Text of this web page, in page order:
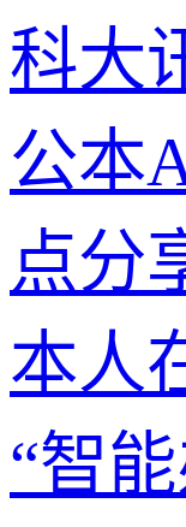
科大
公本
点分
本人
“智